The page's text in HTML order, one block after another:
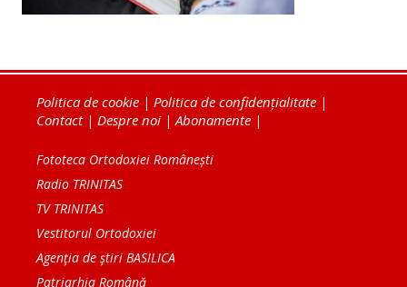
Politica de cookie | Politica de confidențialitate |
Contact| Despre noi |Abonamente |
Fototeca Ortodoxiei Românești
Radio TRINITAS
TV TRINITAS
Vestitorul Ortodoxiei
Agenţia de ştiri BASILICA
Patriarhia Română